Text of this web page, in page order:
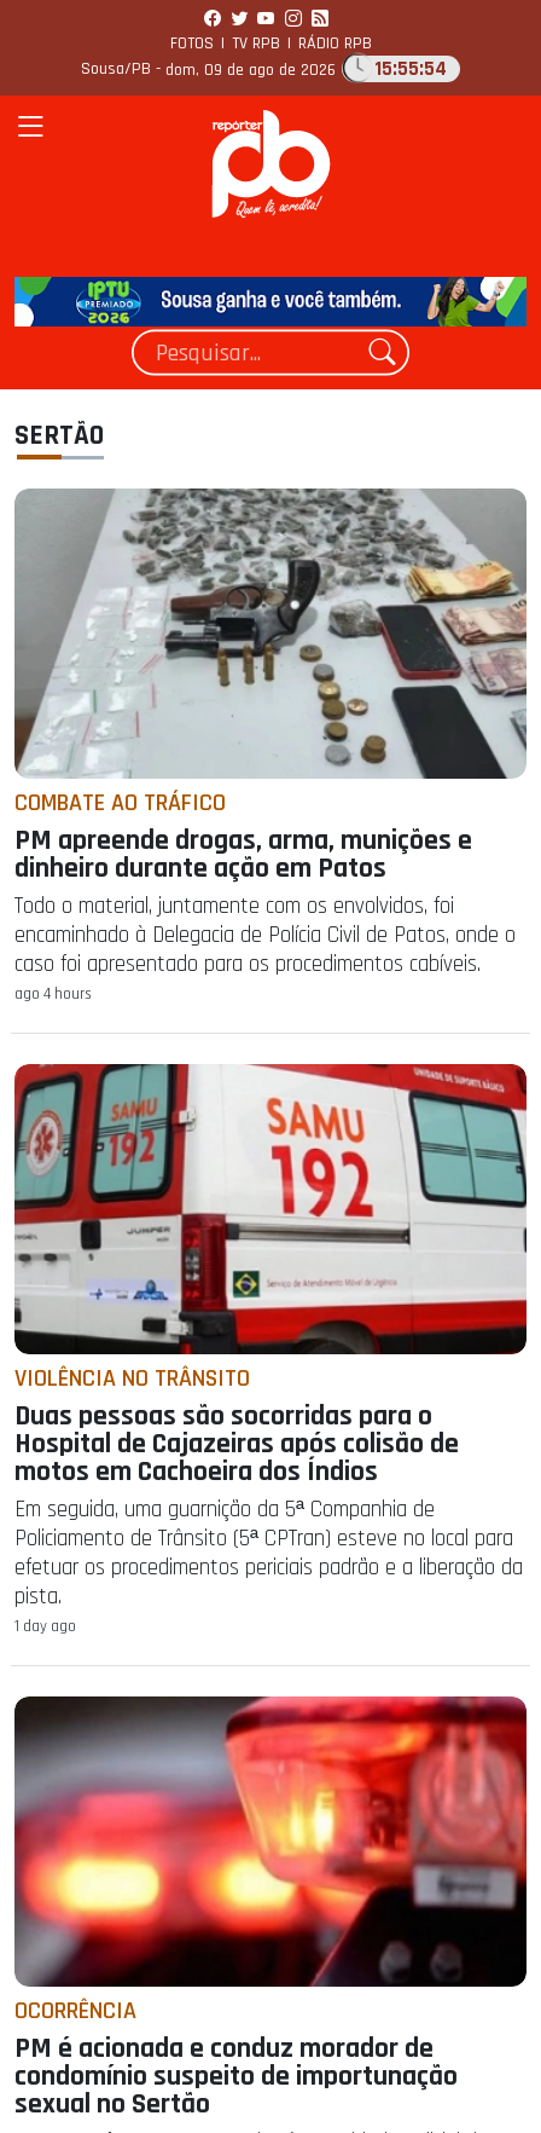
FOTOS | TV RPB | RÁDIO RPB
Sousa/PB - dom, 09 de ago de 2026 15:55:56
SERTÃO
COMBATE AO TRÁFICO
PM apreende drogas, arma, munições e
dinheiro durante ação em Patos
Todo o material, juntamente com os envolvidos, foi
encaminhado à Delegacia de Polícia Civil de Patos, onde o
caso foi apresentado para os procedimentos cabíveis.
ago 4 hours
VIOLÊNCIA NO TRÂNSITO
Duas pessoas são socorridas para o
Hospital de Cajazeiras após colisão de
motos em Cachoeira dos Índios
Em seguida, uma guarnição da 5ª Companhia de
Policiamento de Trânsito (5ª CPTran) esteve no local para
efetuar os procedimentos periciais padrão e a liberação da
pista.
1 day ago
OCORRÊNCIA
PM é acionada e conduz morador de
condomínio suspeito de importunação
sexual no Sertão